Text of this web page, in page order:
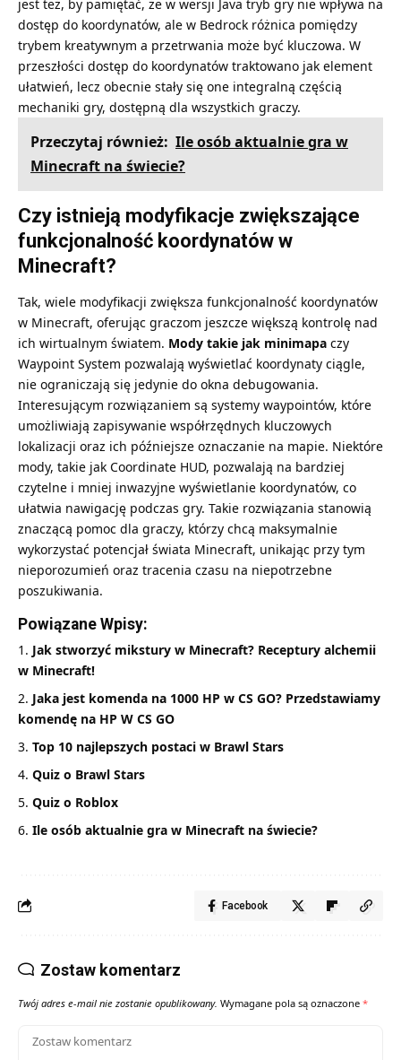
jest też, by pamiętać, że w wersji Java tryb gry nie wpływa na
dostęp do koordynatów, ale w Bedrock różnica pomiędzy
trybem kreatywnym a przetrwania może być kluczowa. W
przeszłości dostęp do koordynatów traktowano jak element
ułatwień, lecz obecnie stały się one integralną częścią
mechaniki gry, dostępną dla wszystkich graczy.
Przeczytaj również: Ile osób aktualnie gra w
Minecraft na świecie?
Czy istnieją modyfikacje zwiększające
funkcjonalność koordynatów w
Minecraft?
Tak, wiele modyfikacji zwiększa funkcjonalność koordynatów
w Minecraft, oferując graczom jeszcze większą kontrolę nad
ich wirtualnym światem. Mody takie jak minimapa czy
Waypoint System pozwalają wyświetlać koordynaty ciągle,
nie ograniczają się jedynie do okna debugowania.
Interesującym rozwiązaniem są systemy waypointów, które
umożliwiają zapisywanie współrzędnych kluczowych
lokalizacji oraz ich późniejsze oznaczanie na mapie. Niektóre
mody, takie jak Coordinate HUD, pozwalają na bardziej
czytelne i mniej inwazyjne wyświetlanie koordynatów, co
ułatwia nawigację podczas gry. Takie rozwiązania stanowią
znaczącą pomoc dla graczy, którzy chcą maksymalnie
wykorzystać potencjał świata Minecraft, unikając przy tym
nieporozumień oraz tracenia czasu na niepotrzebne
poszukiwania.
Powiązane Wpisy:
Jak stworzyć mikstury w Minecraft? Receptury alchemii
w Minecraft!
Jaka jest komenda na 1000 HP w CS GO? Przedstawiamy
komendę na HP W CS GO
Top 10 najlepszych postaci w Brawl Stars
Quiz o Brawl Stars
Quiz o Roblox
Ile osób aktualnie gra w Minecraft na świecie?
Facebook
Zostaw komentarz
Twój adres e-mail nie zostanie opublikowany. Wymagane pola są oznaczone *